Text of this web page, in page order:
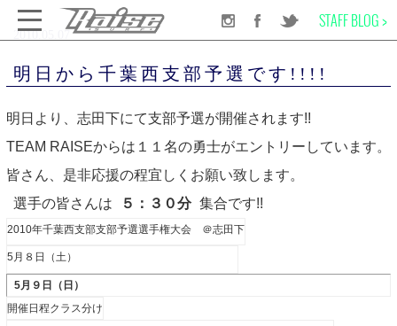
STAFF BLOG >
明日から千葉西支部予選です!!!!
SURF BOARD
WET SUITS
SURF GEAR
2010.05.07
明日から千葉西支部予選です!!!!
明日より、志田下にて支部予選が開催されます!!
TEAM RAISEからは１１名の勇士がエントリーしています。
皆さん、是非応援の程宜しくお願い致します。
選手の皆さんは
５：３０分 集合です!!
2010年千葉西支部支部予選選手権大会 ＠志田下
5月８日（土）
5月９日（日）
開催日程クラス分け